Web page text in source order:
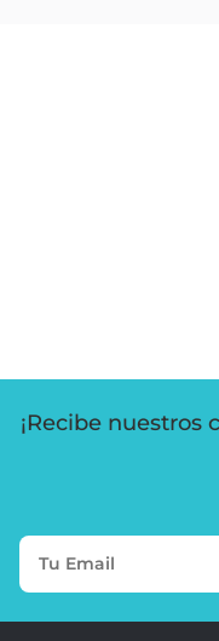
¡Recibe nuestros